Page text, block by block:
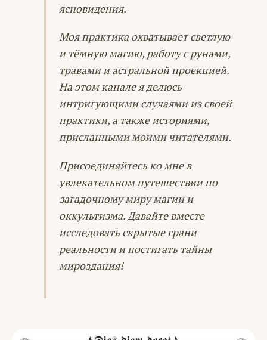
ясновидения.
Моя практика охватывает светлую
и тёмную магию, работу с рунами,
травами и астральной проекцией.
На этом канале я делюсь
интригующими случаями из своей
практики, а также историями,
присланными моими читателями.
Присоединяйтесь ко мне в
увлекательном путешествии по
загадочному миру магии и
оккультизма. Давайте вместе
исследовать скрытые грани
реальности и постигать тайны
мироздания!